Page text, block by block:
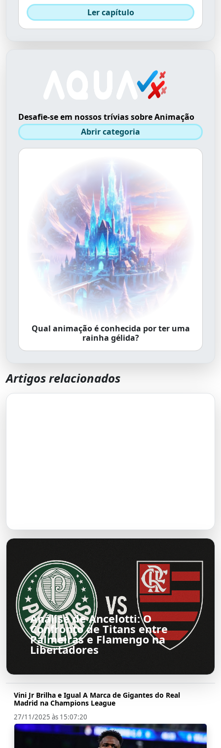
Ler capítulo
Desafie-se em nossos trívias sobre Animação
Abrir categoria
Qual animação é conhecida por ter uma
rainha gélida?
Artigos relacionados
Análise de Ancelotti: O
Confronto de Titans entre
Palmeiras e Flamengo na
Libertadores
Vini Jr Brilha e Igual A Marca de Gigantes do Real
Madrid na Champions League
27/11/2025 às 15:07:20